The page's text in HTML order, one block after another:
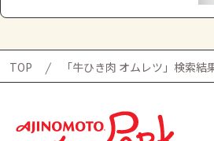
TOP 「牛ひき肉 オムレツ」検索結